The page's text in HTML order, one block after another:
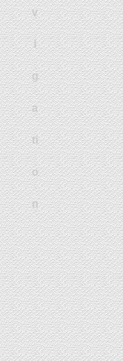
v
i
g
a
ti
o
n